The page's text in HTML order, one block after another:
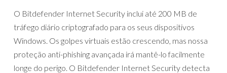
O Bitdefender Internet Security inclui até 200 MB de
tráfego diário criptografado para os seus dispositivos
Windows. Os golpes virtuais estão crescendo, mas nossa
proteção anti-phishing avançada irá mantê-lo facilmente
longe do perigo. O Bitdefender Internet Security detecta